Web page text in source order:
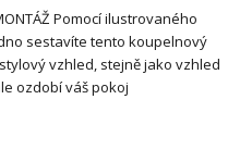
Pomocí ilustrovaného
sestavíte tento koupelnový
vzhled, stejně jako vzhled
ozdobí váš pokoj